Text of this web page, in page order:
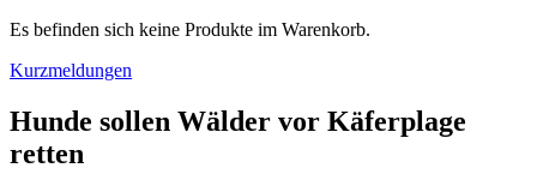
Es befinden sich keine Produkte im Warenkorb.
Kurzmeldungen
Hunde sollen Wälder vor Käferplage
retten